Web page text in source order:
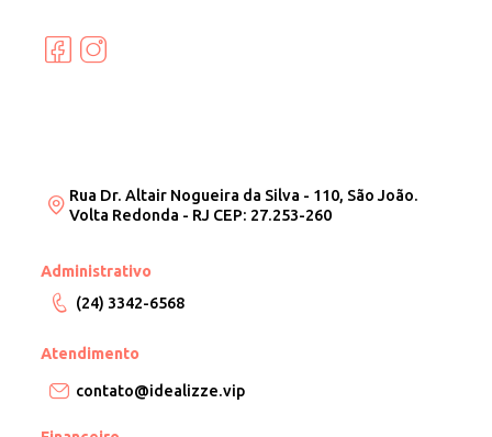
Rua Dr. Altair Nogueira da Silva - 110, São João.
Volta Redonda - RJ CEP: 27.253-260
Administrativo
(24) 3342-6568
Atendimento
contato@idealizze.vip